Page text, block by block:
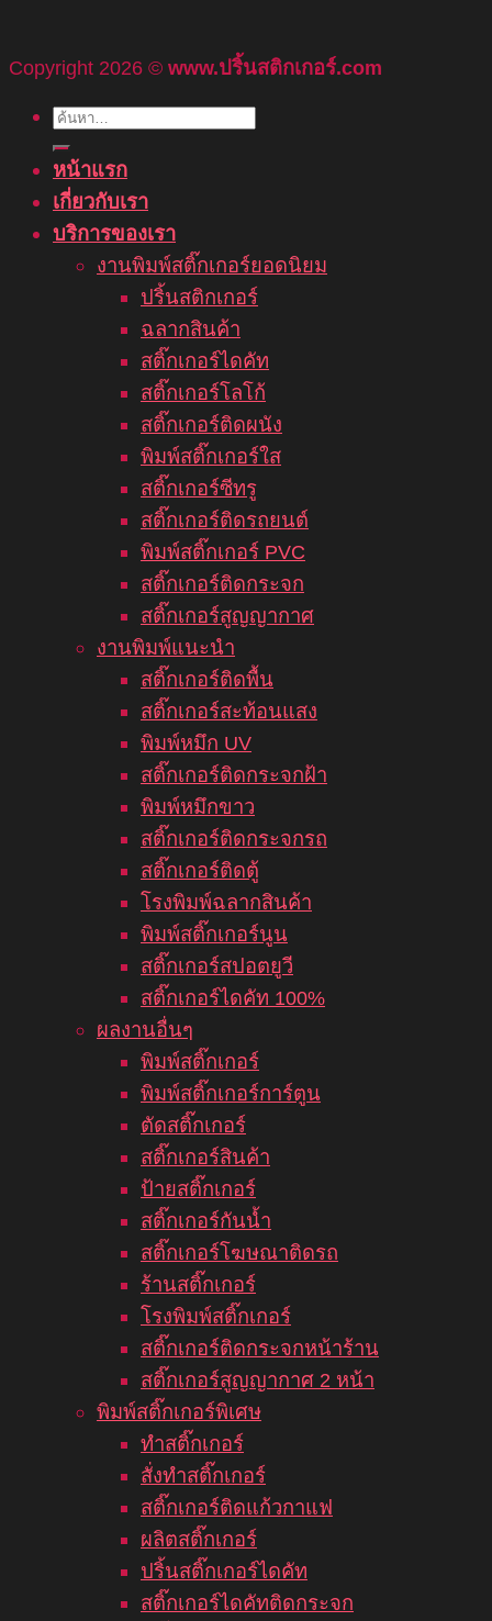
Copyright 2026 © www.ปริ้นสติกเกอร์.com
ค้นหา:
หน้าแรก
เกี่ยวกับเรา
บริการของเรา
งานพิมพ์สติ๊กเกอร์ยอดนิยม
ปริ้นสติกเกอร์
ฉลากสินค้า
สติ๊กเกอร์ไดคัท
สติ๊กเกอร์โลโก้
สติ๊กเกอร์ติดผนัง
พิมพ์สติ๊กเกอร์ใส
สติ๊กเกอร์ซีทรู
สติ๊กเกอร์ติดรถยนต์
พิมพ์สติ๊กเกอร์ PVC
สติ๊กเกอร์ติดกระจก
สติ๊กเกอร์สูญญากาศ
งานพิมพ์แนะนำ
สติ๊กเกอร์ติดพื้น
สติ๊กเกอร์สะท้อนแสง
พิมพ์หมึก UV
สติ๊กเกอร์ติดกระจกฝ้า
พิมพ์หมึกขาว
สติ๊กเกอร์ติดกระจกรถ
สติ๊กเกอร์ติดตู้
โรงพิมพ์ฉลากสินค้า
พิมพ์สติ๊กเกอร์นูน
สติ๊กเกอร์สปอตยูวี
สติ๊กเกอร์ไดคัท 100%
ผลงานอื่นๆ
พิมพ์สติ๊กเกอร์
พิมพ์สติ๊กเกอร์การ์ตูน
ตัดสติ๊กเกอร์
สติ๊กเกอร์สินค้า
ป้ายสติ๊กเกอร์
สติ๊กเกอร์กันน้ำ
สติ๊กเกอร์โฆษณาติดรถ
ร้านสติ๊กเกอร์
โรงพิมพ์สติ๊กเกอร์
สติ๊กเกอร์ติดกระจกหน้าร้าน
สติ๊กเกอร์สูญญากาศ 2 หน้า
พิมพ์สติ๊กเกอร์พิเศษ
ทำสติ๊กเกอร์
สั่งทำสติ๊กเกอร์
สติ๊กเกอร์ติดแก้วกาแฟ
ผลิตสติ๊กเกอร์
ปริ้นสติ๊กเกอร์ไดคัท
สติ๊กเกอร์ไดคัทติดกระจก